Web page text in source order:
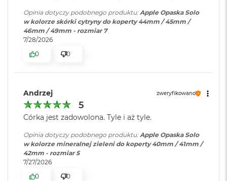
a
c
B
o
G
w
i
e
z
d
n
a
Opinia dotyczy podobnego produktu: Apple Opaska Solo
w kolorze skórki cytryny do koperty 44mm / 45mm /
46mm / 49mm - rozmiar 7
7/28/2026
0
0
Andrzej zweryfikowano
5
Córka jest zadowolona. Tyle i aż tyle.
Opinia dotyczy podobnego produktu:Apple Opaska Solo
w kolorze mineralnej zieleni do koperty 40mm / 41mm /
42mm - rozmiar 5
7/27/2026
0
0